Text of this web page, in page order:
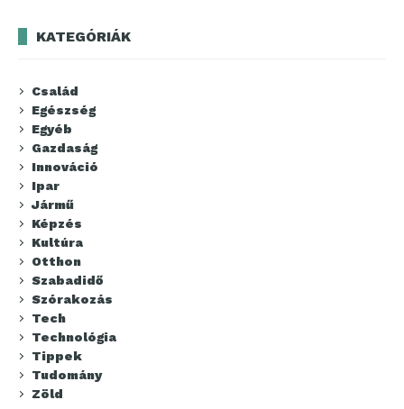
KATEGÓRIÁK
Család
Egészség
Egyéb
Gazdaság
Innováció
Ipar
Jármű
Képzés
Kultúra
Otthon
Szabadidő
Szórakozás
Tech
Technológia
Tippek
Tudomány
Zöld